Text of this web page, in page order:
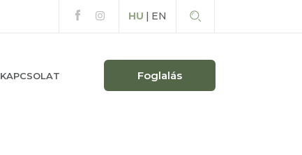
HU EN
KAPCSOLAT Foglalás